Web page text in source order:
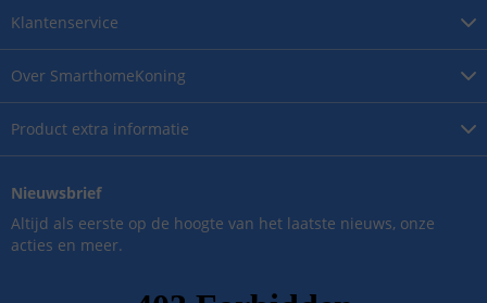
Over SmarthomeKoning
Product extra informatie
Klantenservice
Nieuwsbrief
Altijd als eerste op de hoogte van het laatste nieuws, onze
acties en meer.